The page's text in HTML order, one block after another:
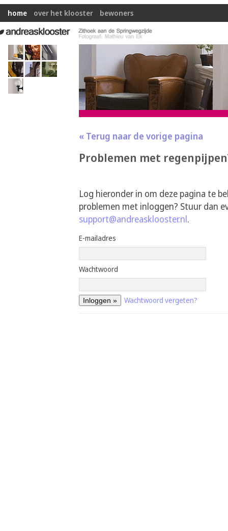
home over het klooster bewoners
« Terug naar de vorige pagina
Problemen met
Log hieronder in om deze pagina te
problemen met inloggen? Stuur dan
support@andreasklooster.nl.
E-mailadres
Wachtwoord
Wachtwoord vergeten?